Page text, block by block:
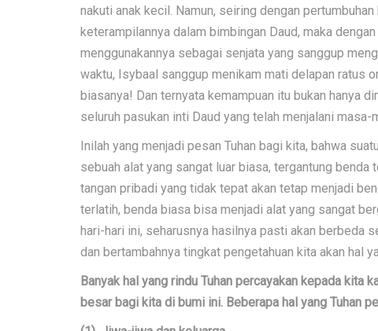
nakuti anak kecil. Namun, seiring dengan
keterampilannya dalam bimbingan Daud, maka
menggunakannya sebagai senjata yang sanggup
waktu, Isybaal sanggup menikam mati delapan ratus
biasanya! Dan ternyata kemampuan itu bukan hanya
seluruh pasukan inti Daud yang telah menjalani
Inilah yang menjadi pesan Tuhan bagi kita, bahwa
sebuah alat yang sangat luar biasa, tergantung
tangan pribadi yang tidak tepat akan tetap menjadi
terlatih, benda biasa bisa menjadi alat yang sangat
hari-hari ini, seharusnya hasilnya pasti akan berbeda
dan bertambahnya tingkat pengetahuan kita akan hal
Banyak hal yang rindu Tuhan percayakan kepada kita
besar bagi kita di bumi ini. Beberapa hal yang Tuhan